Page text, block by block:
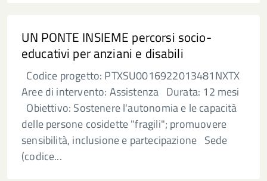
UN PONTE INSIEME percorsi socio-
educativi per anziani e disabili
Codice progetto: PTXSU0016922013481NXTX
Aree di intervento: Assistenza Durata: 12 mesi
Obiettivo: Sostenere l'autonomia e le capacità
delle persone cosidette "fragili"; promuovere
sensibilità, inclusione e partecipazione Sede
(codice...